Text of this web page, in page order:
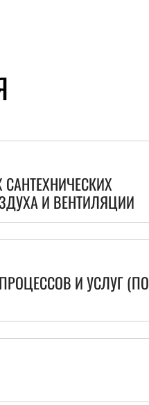
И ВЕНТИЛЯЦИИ
И УСЛУГ (ПО